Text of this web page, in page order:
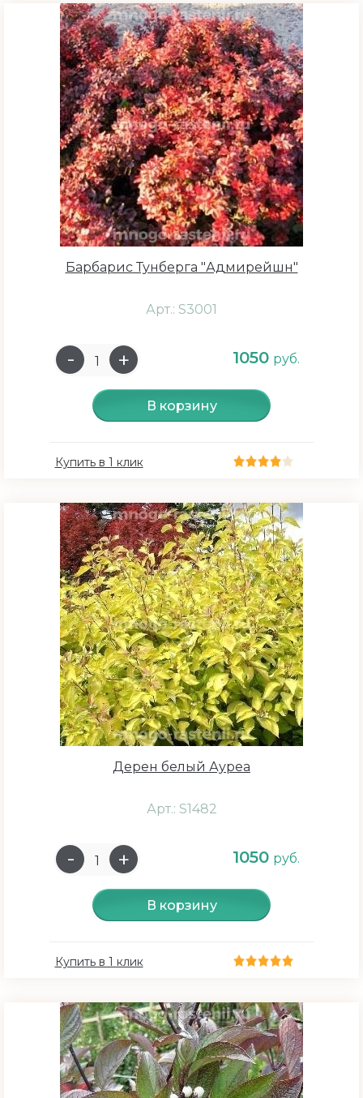
Барбарис Тунберга "Адмирейшн"
Арт.: S3001
1050 руб.
В корзину
Купить в 1 клик
Дерен белый Ауреа
Арт.: S1482
1050 руб.
В корзину
Купить в 1 клик
Сбросить